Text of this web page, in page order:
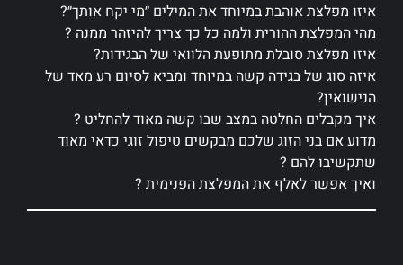
איזו מפלצת אוהבת במיוחד את המילים ״מי יקח אותך״?
מהי המפלצת ההורית ולמה כל כך צריך להיזהר ממנה ?
איזו מפלצת סובלת מתופעת הלוואי של הבגידות?
איזה סוג של בגידה קשה במיוחד ומביא לסיום רע מאד של
הנישואין?
איך מקבלים החלטה במצב שבו קשה מאוד להחליט ?
מדוע אם בני הזוג שלכם מבקשים טיפול זוגי כדאי מאוד
שתקשיבו להם ?
ואיך אפשר לאלף את המפלצת הפנימית ?